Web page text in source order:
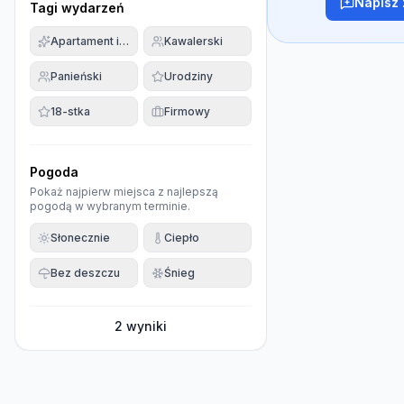
Tagi wydarzeń
Apartament imprezowyKawalerski
Panieński Urodziny
18-stka Firmowy
Pogoda
Pokaż najpierw miejsca z najlepszą
pogodą w wybranym terminie.
Słonecznie Ciepło
Bez deszczu Śnieg
2 wyniki